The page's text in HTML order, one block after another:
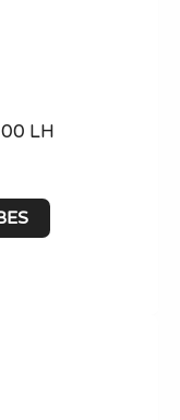
LH
This
product